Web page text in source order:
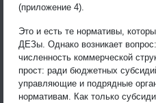
(приложение 4).
Это и есть те нормативы,
ДЕЗы. Однако возникает
численность коммерческой
прост: ради бюджетных
управляющие и подрядные
нормативам. Как только